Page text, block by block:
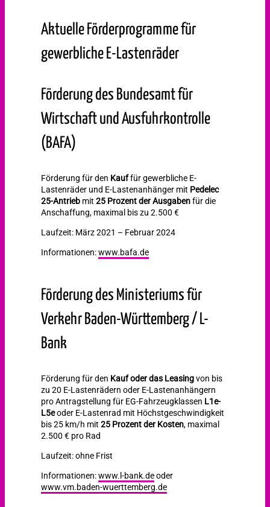
Aktuelle Förderprogramme für
gewerbliche E-Lastenräder
Förderung des Bundesamt für
Wirtschaft und Ausfuhrkontrolle
(BAFA)
Förderung für den Kauffür gewerbliche E-
Lastenräder und E-Lastenanhänger mit Pedelec
25-Antrieb mit25 Prozent der Ausgabenfür die
Anschaffung, maximal bis zu 2.500 €
Laufzeit: März 2021 – Februar 2024
Informationen:www.bafa.de
Förderung des Ministeriums für
Verkehr Baden-Württemberg / L-
Bank
Förderung für den Kauf oder das Leasingvon bis
zu 20 E-Lastenrädern oder E-Lastenanhängern
pro Antragstellung für EG-Fahrzeugklassen L1e-
L5eoder E-Lastenrad mit Höchstgeschwindigkeit
bis 25 km/h mit25 Prozent der Kosten, maximal
2.500 € pro Rad
Laufzeit: ohne Frist
Informationen:www.l-bank.deoder
www.vm.baden-wuerttemberg.de